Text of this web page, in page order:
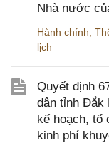
Nhà nước
Hành chính
lịch
Quyết định
dân tỉnh Đắk
kế hoạch, tổ
kinh phí